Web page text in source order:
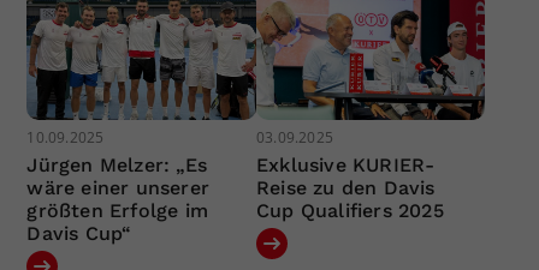
10.09.2025
Jürgen Melzer: „Es
wäre einer unserer
größten Erfolge im
Davis Cup“
03.09.2025
Exklusive KURIER-
Reise zu den Davis
Cup Qualifiers 2025